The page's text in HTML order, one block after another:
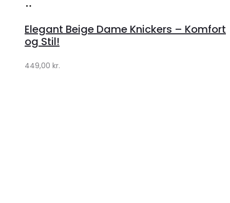
Klædeskabet.dk
Elegant Beige Dame Knickers – Komfort
og Stil!
449,00 kr.